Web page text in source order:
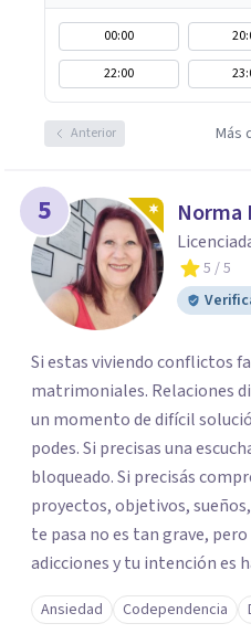
00:00
22:00
Anterior Más
5 Norma
5 / 5
Si estas viviendo conflictos
matrimoniales. Relaciones
un momento de difícil
podes. Si precisas una
bloqueado. Si precisás
proyectos, objetivos, sueños,
te pasa no es tan grave,
adicciones y tu intención es
pasando. No dudes en comunicarte a fin de comenzar a
resolver la situación que está
Ansiedad Codependencia